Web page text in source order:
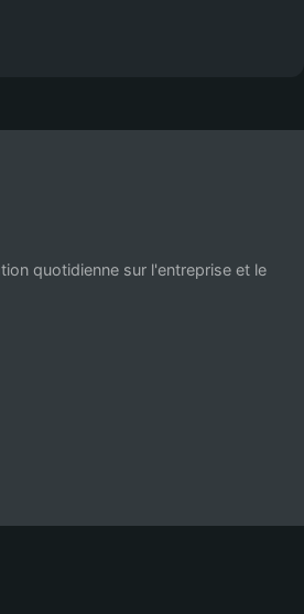
quotidienne sur l'entreprise et le